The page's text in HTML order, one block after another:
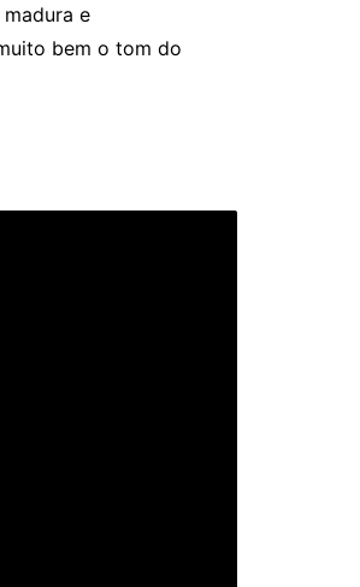
e
bem o tom do